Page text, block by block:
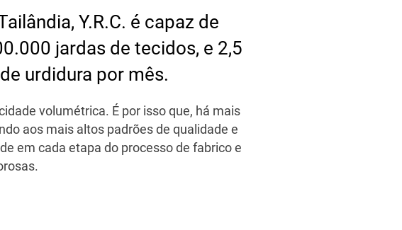
Y.R.C. é capaz de
jardas de tecidos, e 2,5
urdidura por mês.
volumétrica. É por isso que, há mais
aos mais altos padrões de qualidade e
em cada etapa do processo de fabrico e